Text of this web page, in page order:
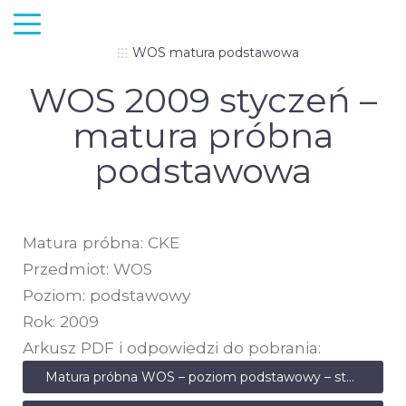
WOS matura podstawowa
WOS 2009 styczeń –
matura próbna
podstawowa
Matura próbna: CKE
Przedmiot: WOS
Poziom: podstawowy
Rok: 2009
Arkusz PDF i odpowiedzi do pobrania:
Matura próbna WOS – poziom podstawowy – styczeń 2009